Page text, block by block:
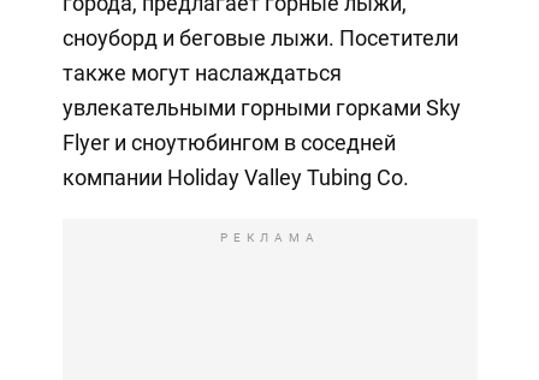
сноуборд и беговые лыжи. Посетители
также могут наслаждаться
увлекательными горными горками Sky
Flyer и сноутюбингом в соседней
компании Holiday Valley Tubing Co.
РЕКЛАМА